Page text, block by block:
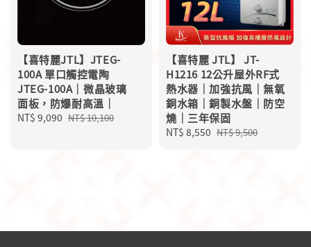
【喜特麗JTL】JTEG-
100A 單口觸控電陶
JTEG-100A｜微晶玻璃
面板，防爆耐高溫｜
Sale
NT$ 9,090 Regular
NT$ 10,100
【喜特麗 JTL】 JT-
H1216 12公升屋外RF式
熱水器｜加強抗風｜無氧
銅水箱｜銅製水盤｜防空
燒｜三年保固
Sale
NT$ 8,550 Regular
NT$ 9,500